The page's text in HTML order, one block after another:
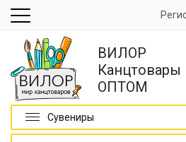
ВИЛОР
Канцтовары
ОПТОМ
Сувениры